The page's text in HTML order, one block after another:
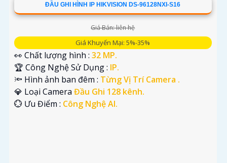
ĐẦU GHI HÌNH IP HIKVISION DS-96128NXI-S16
Giá Bán: liên hệ
Giá Khuyến Mại: 5%-35%
👀 Chất lượng hình : 32 MP.
🏆 Công Nghệ Sử Dụng : IP.
🔦 Hình ảnh ban đêm : Từng Vị Trí Camera .
💎 Loại Camera Đầu Ghi 128 kênh.
️💮 Ưu Điểm : Công Nghệ AI.